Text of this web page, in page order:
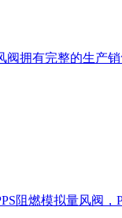
阀拥有完整的生产
阻燃模拟量风阀